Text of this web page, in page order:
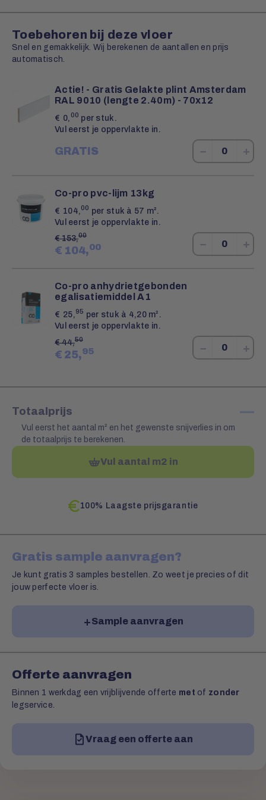
Toebehoren bij deze vloer
Snel en gemakkelijk. Wij berekenen de aantallen en prijs
automatisch.
Actie! - Gratis Gelakte plint Amsterdam
RAL 9010 (lengte 2.40m) - 70x12
€ 0, 00 per stuk.
Vul eerst je oppervlakte in.
GRATIS − +
Co-pro pvc-lijm 13kg
€ 104, 00 per stuk à 57 m².
Vul eerst je oppervlakte in.
€153,00
€ 104,00 − +
Co-pro anhydrietgebonden
egalisatiemiddel A1
€ 25, 95 per stuk à 4,20 m².
Vul eerst je oppervlakte in.
€44,50
€ 25,95 − +
Totaalprijs —
Vul eerst het aantal m² en het gewenste snijverlies in om
de totaalprijs te berekenen.
Vul aantal m2 in
100% Laagste prijsgarantie
Gratis sample aanvragen?
Je kunt gratis 3 samples bestellen. Zo weet je precies of dit
jouw perfecte vloer is.
Sample aanvragen
Offerte aanvragen
Binnen 1 werkdag een vrijblijvende offerte met of zonder
legservice.
Vraag een offerte aan